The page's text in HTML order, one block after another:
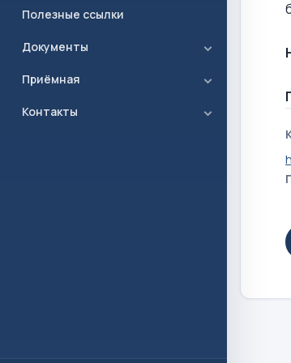
Полезные ссылки
Документы
Приёмная
Контакты